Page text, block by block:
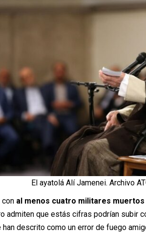
El ayatolá Alí Jamenei. Archivo
conal menos cuatro militares muertos
admiten que estás cifras podrían subir
descrito como un error de fuego